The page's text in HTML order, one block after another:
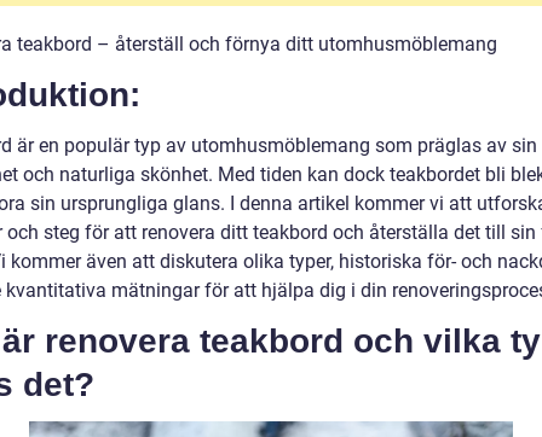
teakbord – återställ och förnya ditt utomhusmöblemang
är en populär typ av utomhusmöblemang som präglas av sin
och naturliga skönhet. Med tiden kan dock teakbordet bli
sin ursprungliga glans. I denna artikel kommer vi att
och steg för att renovera ditt teakbord och återställa det till sin
kommer även att diskutera olika typer, historiska för- och
kvantitativa mätningar för att hjälpa dig i din
renovera teakbord och vilka
det?